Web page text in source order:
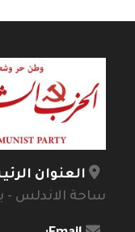
العنوان
ساحة الاندلس -